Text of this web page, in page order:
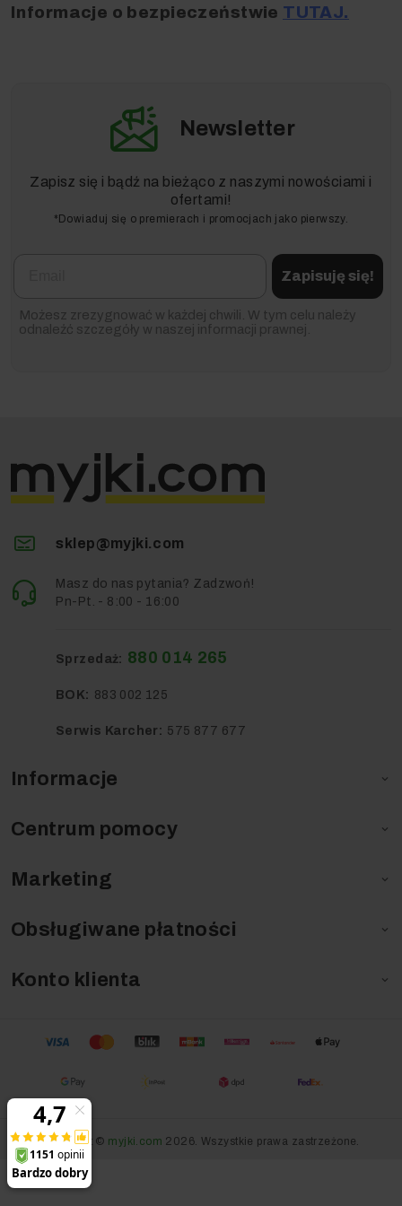
Informacje o bezpieczeństwie TUTAJ.
Newsletter
Zapisz się i bądź na bieżąco z naszymi nowościami i
ofertami!
*Dowiaduj się o premierach i promocjach jako pierwszy.
Zapisuję się!
Możesz zrezygnować w każdej chwili. W tym celu należy
odnaleźć szczegóły w naszej informacji prawnej.
Informacje 
Centrum pomocy 
Marketing 
Obsługiwane płatności 
Konto klienta 
sklep@myjki.com
Masz do nas pytania? Zadzwoń!
Pn-Pt. - 8:00 - 16:00
Sprzedaż: 880 014 265
BOK: 883 002 125
Serwis Karcher: 575 877 677
Copyright © myjki.com 2026. Wszystkie prawa zastrzeżone.